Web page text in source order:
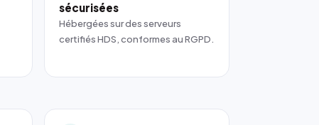
sécurisées
Hébergées sur des serveurs
certifiés HDS, conformes au RGPD.